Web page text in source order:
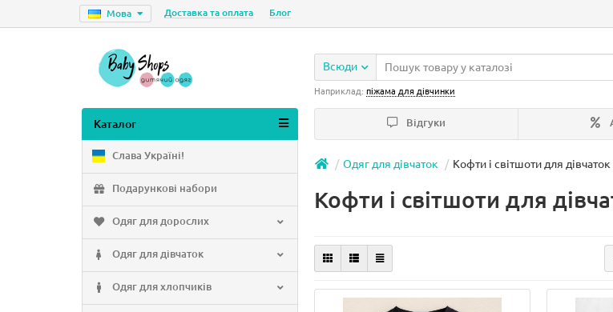
Мова Доставка та оплата Блог
Всюди
Наприклад: піжама для дівчинки
Відгуки
Каталог
Слава Україні!
Подарункові набори
Одяг для дорослих
Одяг для дівчаток
Одяг для хлопчиків
Одяг для дівчаток Кофти і світшоти для дівчаток
Кофти і світшоти для